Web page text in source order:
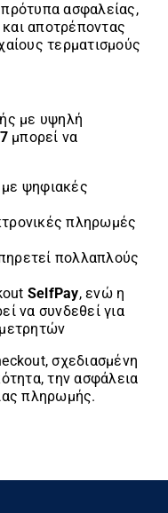
ασφαλείας,
αποτρέποντας
τερματισμούς
με υψηλή
μπορεί να
με ψηφιακές
πληρωμές
πολλαπλούς
SelfPay, ενώ η
να συνδεθεί για
σχεδιασμένη
την ασφάλεια
πληρωμής.